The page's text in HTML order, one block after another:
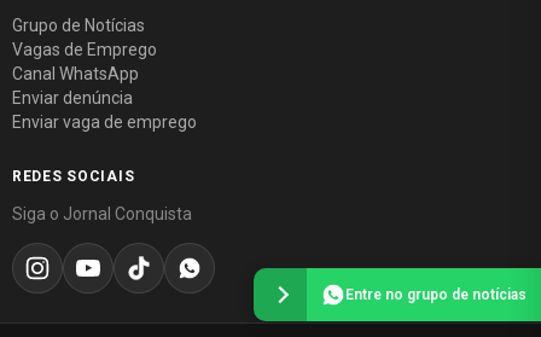
Grupo de Notícias
Vagas de Emprego
Canal WhatsApp
Enviar denúncia
Enviar vaga de emprego
REDES SOCIAIS
Siga o Jornal Conquista
Entre no grupo de notícias